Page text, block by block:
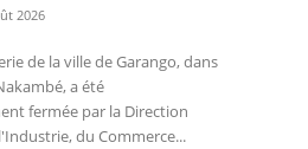
2026
de la ville de Garango, dans
a été
fermée par la Direction
du Commerce...